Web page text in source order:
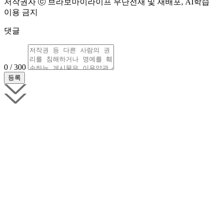
저작권자 ⓒ 브라보마이라이프 무단전재 및 재배포, AI학습
이용 금지
댓글
0 / 300